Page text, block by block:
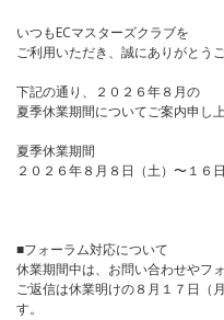
いつもECマスターズクラブを
ご利用いただき、誠にありがとうご
下記の通り、２０２６年８月の
夏季休業期間についてご案内申し上
夏季休業期間
２０２６年８月８日（土）〜１６日
■フォーラム対応について
休業期間中は、お問い合わせやフ
ご返信は休業明けの８月１７日（
す。